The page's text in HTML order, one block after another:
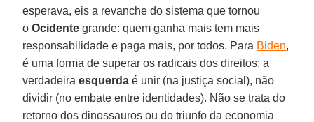
esperava, eis a revanche do sistema que tornou
oOcidente grande: quem ganha mais tem mais
responsabilidade e paga mais, por todos. Para Biden,
é uma forma de superar os radicais dos direitos: a
verdadeiraesquerda é unir (na justiça social), não
dividir (no embate entre identidades). Não se trata do
retorno dos dinossauros ou do triunfo da economia